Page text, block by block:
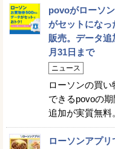
povoがローソ
がセットになっ
販売。データ
月31日まで
ニュース
ローソンの買い
できるpovoの
追加が実質無
ローソンアプ